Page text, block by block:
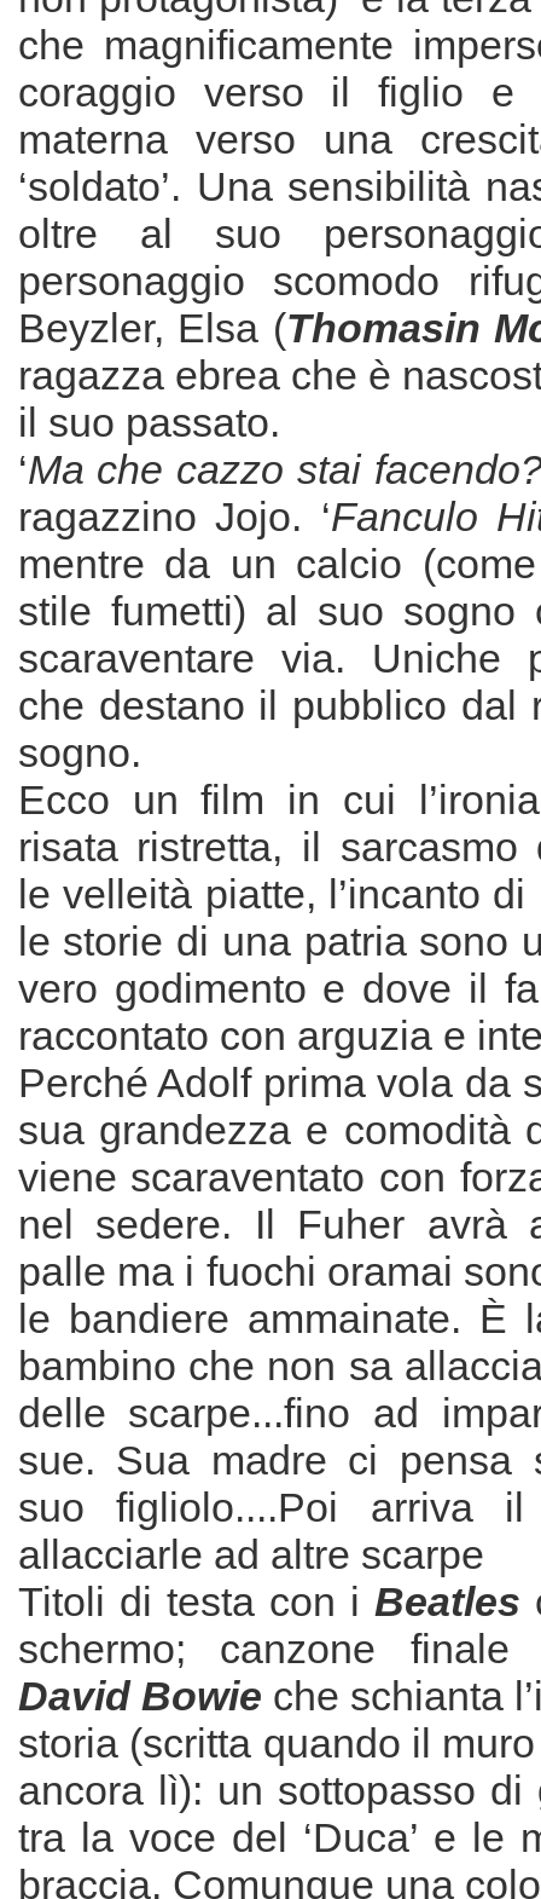
che magnificamente
coraggio verso il figlio e
materna verso una
‘soldato’. Una sensibilità
oltre al suo
personaggio scomodo
Beyzler, Elsa (Thomasin
ragazza ebrea che è
il suo passato.
‘Ma che cazzo stai
ragazzino Jojo. ‘Fanculo
mentre da un calcio
stile fumetti) al suo sogno
scaraventare via. Uniche
che destano il pubblico dal
sogno.
Ecco un film in cui
risata ristretta, il sarcasmo
le velleità piatte, l’incanto
le storie di una patria sono
vero godimento e dove il
raccontato con arguzia e
Perché Adolf prima vola da
sua grandezza e comodità
viene scaraventato con
nel sedere. Il Fuher avrà
palle ma i fuochi oramai
le bandiere ammainate. È
bambino che non sa
delle scarpe...fino ad
sue. Sua madre ci pensa
suo figliolo....Poi arriva
allacciarle ad altre scarpe
Titoli di testa con i Beatles
schermo; canzone finale
David Bowie che schianta
storia (scritta quando il
ancora lì): un sottopasso di
tra la voce del ‘Duca’ e le
braccia. Comunque una